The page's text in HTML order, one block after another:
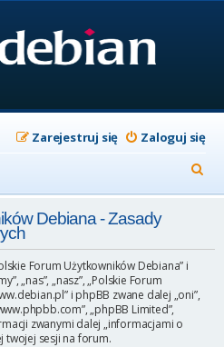
Zaloguj się
Zarejestruj się
z
k
Debiana - Zasady
Forum Użytkowników Debiana” i
„nas”, „nasz”, „Polskie Forum
i phpBB zwane dalej „oni”,
„phpBB Limited”,
zwanymi dalej „informacjami o
twojej sesji na forum.